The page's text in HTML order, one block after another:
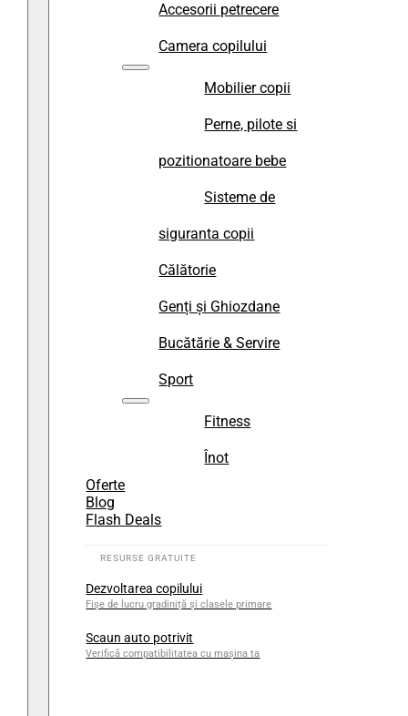
Accesorii petrecere
Camera copilului
Mobilier copii
Perne, pilote si
pozitionatoare bebe
Sisteme de
siguranta copii
Călătorie
Genți și Ghiozdane
Bucătărie & Servire
Sport
Fitness
Înot
Oferte
Blog
Flash Deals
Dezvoltarea copilului
Fișe de lucru gradiniță și clasele primare
Scaun auto potrivit
Verifică compatibilitatea cu mașina ta